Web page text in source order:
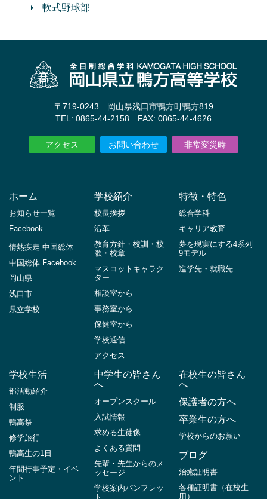
軟式野球部
〒719-0243 岡山県浅口市鴨方町鴨方819
TEL: 0865-44-2158 FAX: 0865-44-4626
アクセス お問い合わせ 非常変災時
ホーム
お知らせ一覧
Facebook
情熱疾走 中国総体
中国総体 Facebook
岡山県
浅口市
県立学校
学校紹介
校長挨拶
沿革
教育方針・校訓・校
歌・校章
マスコットキャラク
ター
相談室から
事務室から
保健室から
学校通信
アクセス
特徴・特色
総合学科
キャリア教育
夢を現実にする4系列
9モデル
進学先・就職先
学校生活
部活動紹介
制服
鴨高祭
修学旅行
鴨高生の1日
年間行事予定・イベ
ント
中学生の皆さん
へ
オープンスクール
入試情報
求める生徒像
よくある質問
先輩・先生からのメ
ッセージ
学校案内パンフレッ
ト
在校生の皆さん
へ
保護者の方へ
卒業生の方へ
学校からのお願い
ブログ
治癒証明書
各種証明書（在校生
用）